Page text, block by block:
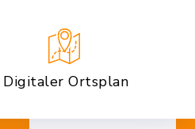
Digitaler Ortsplan